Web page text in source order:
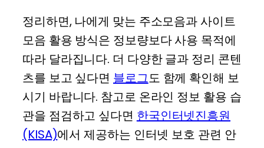
정리하면, 나에게 맞는 주소모음과 사이트
모음 활용 방식은 정보량보다 사용 목적에
따라 달라집니다. 더 다양한 글과 정리 콘텐
츠를 보고 싶다면 블로그도 함께 확인해 보
시기 바랍니다. 참고로 온라인 정보 활용 습
관을 점검하고 싶다면 한국인터넷진흥원
(KISA)에서 제공하는 인터넷 보호 관련 안